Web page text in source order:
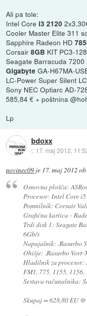
Ali pa tole:
Intel Core i3 2120
Cooler Master Elite 311
Sapphire Radeon HD
Corsair8GB KIT PC3-
Seagate Barracuda 7200
Gigabyte GA-H67MA-
LC-Power Super Silent
Sony NEC Optiarc AD-
585,84 € + poštnina
Lp
bdoxx
:: 17. maj 2012,
novinec09 je 17. maj 2012
Osnovna plošča:
Procesor: Intel Core
Pomnilnik: Corsair
Grafična kartica -
Trdi disk 1: Seagate
6Gb/s
Napajalnik: .Rasurbo
Ohišje: .Rasurbo Vort-
Hladilnik za procesor:
FM1, 775, 1155, 1156,
Sestava računalnika:
Skupaj = 628,80 EU